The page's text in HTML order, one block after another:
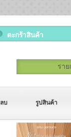
ตะกร้าสินค้า
รา
ลบ รูปสินค้า